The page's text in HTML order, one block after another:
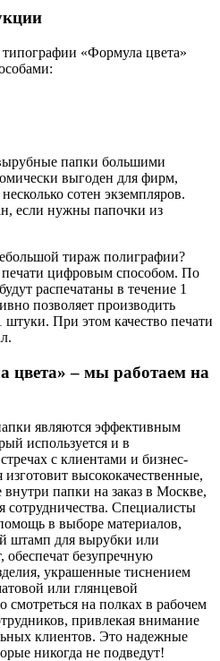
«Формула цвета»
папки большими
выгоден для фирм,
сотен экземпляров.
если нужны папочки из
тираж полиграфии?
печати цифровым способом. По
распечатаны в течение 1
позволяет производить
штуки. При этом качество печати
цвета» – мы работаем на
являются эффективным
используется и в
с клиентами и бизнес-
высококачественные,
папки на заказ в Москве,
сотрудничества. Специалисты
в выборе материалов,
штамп для вырубки или
обеспечат безупречную
украшенные тиснением
или глянцевой
смотреться на полках в рабочем
привлекая внимание
клиентов. Это надежные
никогда не подведут!